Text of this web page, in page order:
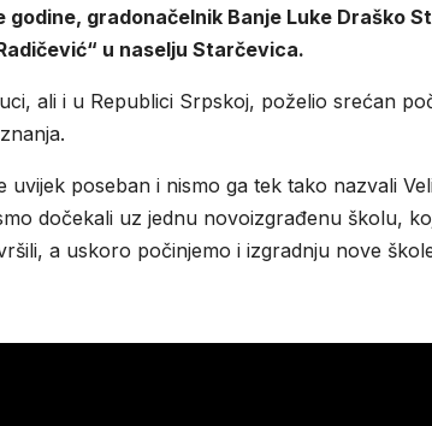
godine, gradonačelnik Banje Luke Draško
u naselju Starčevica.
ali i u Republici Srpskoj, poželio srećan
uvijek poseban i nismo ga tek tako nazvali
dočekali uz jednu novoizgrađenu školu,
a uskoro počinjemo i izgradnju nove